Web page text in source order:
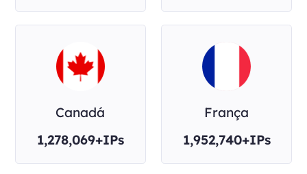
Canadá
1,278,069+IPs
França
1,952,740+IPs